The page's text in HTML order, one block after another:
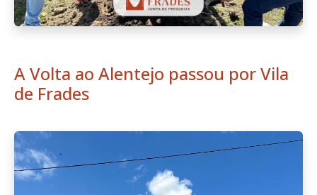
A Volta ao Alentejo passou por Vila
de Frades